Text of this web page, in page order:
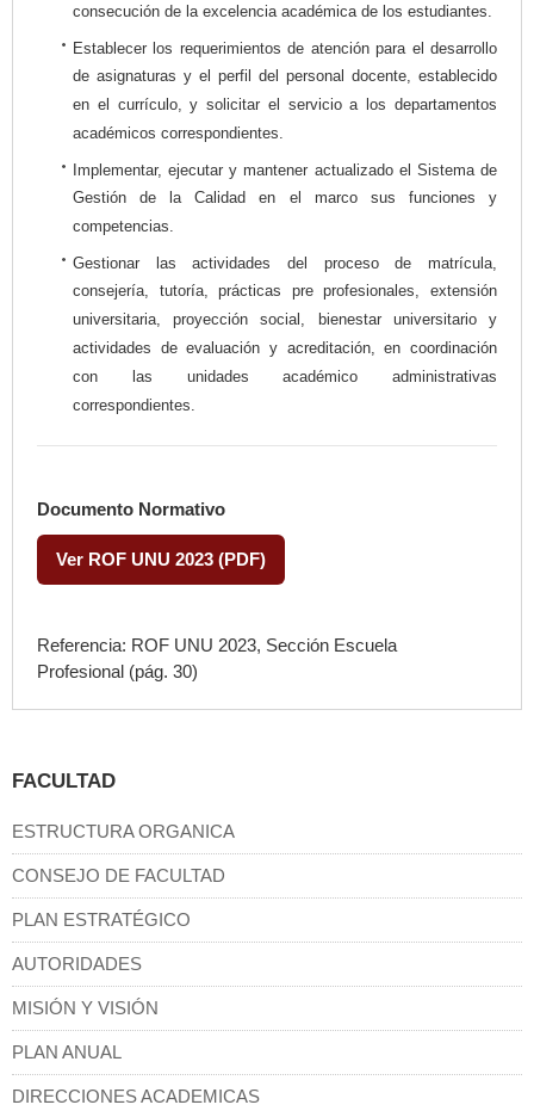
consecución de la excelencia académica de los estudiantes.
Establecer los requerimientos de atención para el desarrollo
de asignaturas y el perfil del personal docente, establecido
en el currículo, y solicitar el servicio a los departamentos
académicos correspondientes.
Implementar, ejecutar y mantener actualizado el Sistema de
Gestión de la Calidad en el marco sus funciones y
competencias.
Gestionar las actividades del proceso de matrícula,
consejería, tutoría, prácticas pre profesionales, extensión
universitaria, proyección social, bienestar universitario y
actividades de evaluación y acreditación, en coordinación
con las unidades académico administrativas
correspondientes.
Documento Normativo
Ver ROF UNU 2023 (PDF)
Referencia: ROF UNU 2023, Sección Escuela
Profesional (pág. 30)
FACULTAD
ESTRUCTURA ORGANICA
CONSEJO DE FACULTAD
PLAN ESTRATÉGICO
AUTORIDADES
MISIÓN Y VISIÓN
PLAN ANUAL
DIRECCIONES ACADEMICAS